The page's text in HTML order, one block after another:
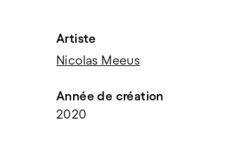
Artiste
Nicolas Meeus
Année de création
2020